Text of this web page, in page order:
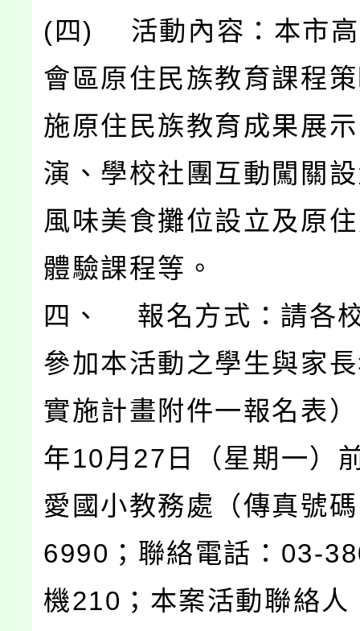
(四) 活動內容：本市高
會區原住民族教育課程
施原住民族教育成果展
演、學校社團互動闖關
風味美食攤位設立及原
體驗課程等。
四、 報名方式：請各
參加本活動之學生與家
實施計畫附件一報名表
年10月27日（星期一）
愛國小教務處（傳真號
6990；聯絡電話：03-
機210；本案活動聯絡人